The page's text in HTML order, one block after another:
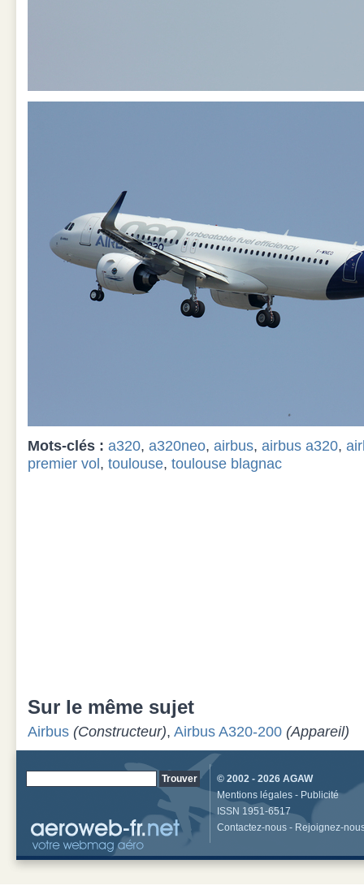
Mots-clés : a320, a320neo, airbus, airbus a320,
premier vol , toulouse, toulouse blagnac
Sur le même sujet
Airbus (Constructeur), Airbus A320-200 (Appareil)
© 2002 - 2026 AGAW
Mentions légales - Publicité
ISSN 1951-6517
Contactez-nous - Rejoignez-